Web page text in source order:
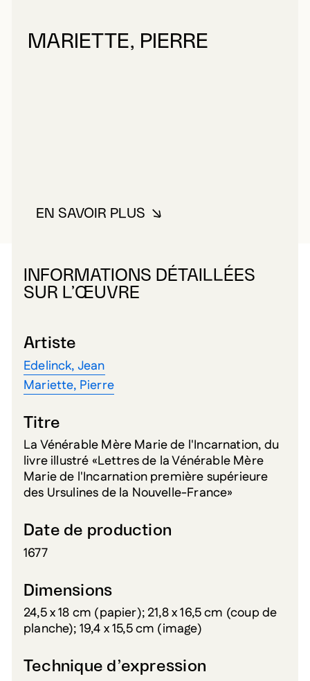
MARIETTE, PIERRE
EN SAVOIR PLUSÀ PROPOS DE MARIETTE,
INFORMATIONS DÉTAILLÉES
SUR L’ŒUVRE
Artiste
Edelinck, Jean
Mariette, Pierre
Titre
La Vénérable Mère Marie de l'Incarnation, du
livre illustré «Lettres de la Vénérable Mère
Marie de l'Incarnation première supérieure
des Ursulines de la Nouvelle-France»
Date de production
1677
Dimensions
24,5 x 18 cm (papier); 21,8 x 16,5 cm (coup de
planche); 19,4 x 15,5 cm (image)
Technique d’expression